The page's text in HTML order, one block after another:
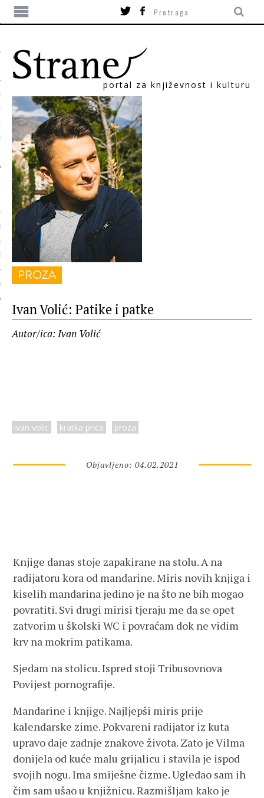
portal za književnost i kulturu
PROZA
Ivan Volić: Patike i patke
Autor/ica: Ivan Volić
ivan volic kratka prica proza
Objavljeno: 04.02.2021
Knjige danas stoje zapakirane na stolu. A na
radijatoru kora od mandarine. Miris novih knjiga i
kiselih mandarina jedino je na što ne bih mogao
povratiti. Svi drugi mirisi tjeraju me da se opet
zatvorim u školski WC i povraćam dok ne vidim
krv na mokrim patikama.
Sjedam na stolicu. Ispred stoji Tribusovnova
Povijest pornografije.
Mandarine i knjige. Najljepši miris prije
kalendarske zime. Pokvareni radijator iz kuta
upravo daje zadnje znakove života. Zato je Vilma
donijela od kuće malu grijalicu i stavila je ispod
svojih nogu. Ima smiješne čizme. Ugledao sam ih
čim sam ušao u knjižnicu. Razmišljam kako je